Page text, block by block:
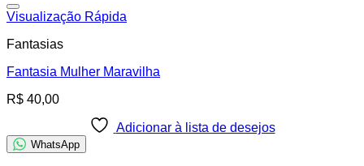
Visualização Rápida
Fantasias
Fantasia Mulher Maravilha
R$ 40,00
Adicionar à lista de desejos
WhatsApp